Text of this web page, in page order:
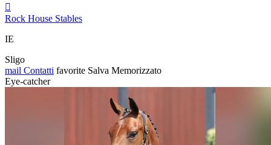

Rock House Stables
IE
Sligo
mail Contatti favorite Salva Memorizzato
Eye-catcher